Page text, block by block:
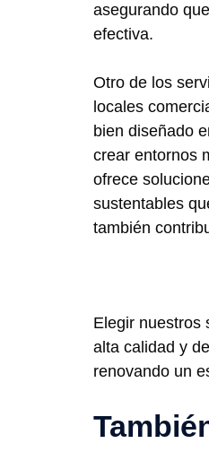
asegurando
efectiva.
Otro de los
locales
bien diseñado
crear entornos
ofrece
sustentables
también
Elegir nuestros
alta calidad y
renovando un